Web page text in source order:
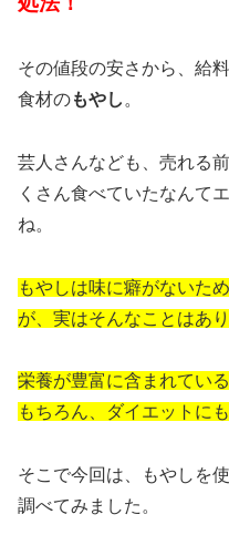
その値段の安さから、給
食材のもやし 。
芸人さんなども、売れる
くさん食べていたなんて
ね。
もやしは味に癖がないた
が、実はそんなことはあり
栄養が豊富に含まれてい
もちろん、ダイエットに
そこで今回は、もやしを
調べてみました。